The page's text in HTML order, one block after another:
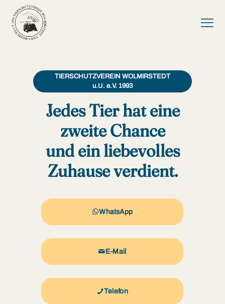
TIERSCHUTZVEREIN WOLMIRSTEDT
u.U. e.V. 1993
Jedes Tier hat eine
zweite Chance
und ein liebevolles
Zuhause verdient.
WhatsApp
E-Mail
Telefon